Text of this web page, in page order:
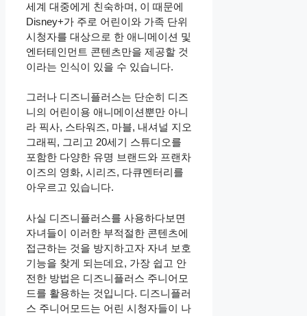
세계 대중에게 친숙하며, 이 때문에
Disney+가 주로 어린이와 가족 단위
시청자를 대상으로 한 애니메이션 및
엔터테인먼트 콘텐츠만을 제공할 것
이라는 인식이 있을 수 있습니다.
그러나 디즈니플러스는 단순히 디즈
니의 어린이용 애니메이션뿐만 아니
라 픽사, 스타워즈, 마블, 내셔널 지오
그래픽, 그리고 20세기 스튜디오를
포함한 다양한 유명 브랜드와 프랜차
이즈의 영화, 시리즈, 다큐멘터리를
아우르고 있습니다.
사실 디즈니플러스를 사용하다보면
자녀들이 이러한 부적절한 콘텐츠에
접근하는 것을 방지하고자 자녀 보호
기능을 찾게 되는데요, 가장 쉽고 안
전한 방법은 디즈니플러스 주니어모
드를 활용하는 것입니다. 디즈니플러
스 주니어모드는 어린 시청자들이 나